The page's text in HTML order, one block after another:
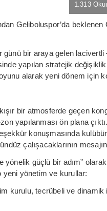
1.313
Geliboluspor’da beklenen
bir araya gelen
yapılan stratejik
alarak yeni dönem için
bir atmosferde geçen
yapılanması ön plana
konuşmasında
çalışacaklarının
güçlü bir adım”
yeni yönetim ve kurullar:
kurulu, tecrübeli ve dinamik